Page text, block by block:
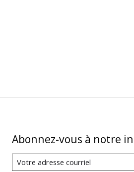
Abonnez-vous à notre